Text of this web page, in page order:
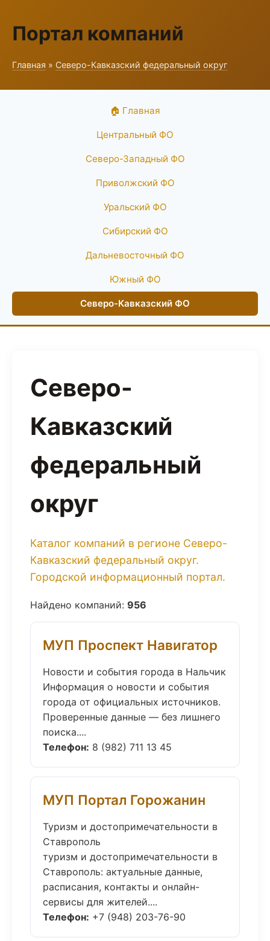
Портал компаний
Главная » Северо-Кавказский федеральный округ
🏠 Главная
Центральный ФО
Северо-Западный ФО
Приволжский ФО
Уральский ФО
Сибирский ФО
Дальневосточный ФО
Южный ФО
Северо-Кавказский ФО
Северо-
Кавказский
федеральный
округ
Каталог компаний в регионе Северо-
Кавказский федеральный округ.
Городской информационный портал.
Найдено компаний: 956
МУП Проспект Навигатор
Новости и события города в Нальчик
Информация о новости и события
города от официальных источников.
Проверенные данные — без лишнего
поиска....
Телефон: 8 (982) 711 13 45
МУП Портал Горожанин
Туризм и достопримечательности в
Ставрополь
туризм и достопримечательности в
Ставрополь: актуальные данные,
расписания, контакты и онлайн-
сервисы для жителей....
Телефон: +7 (948) 203-76-90